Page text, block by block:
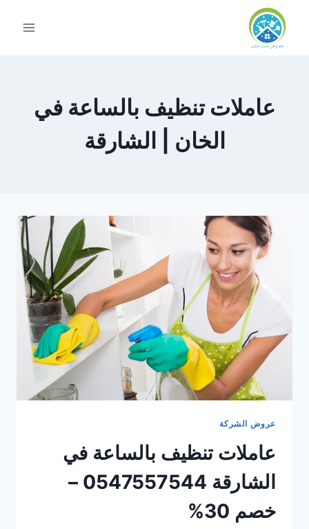
التجاوز
المحتوى
عاملات تنظيف بالساعة في
الخان | الشارقة
عروض الشركة
عاملات تنظيف بالساعة في
الشارقة 0547557544 –
خصم 30%